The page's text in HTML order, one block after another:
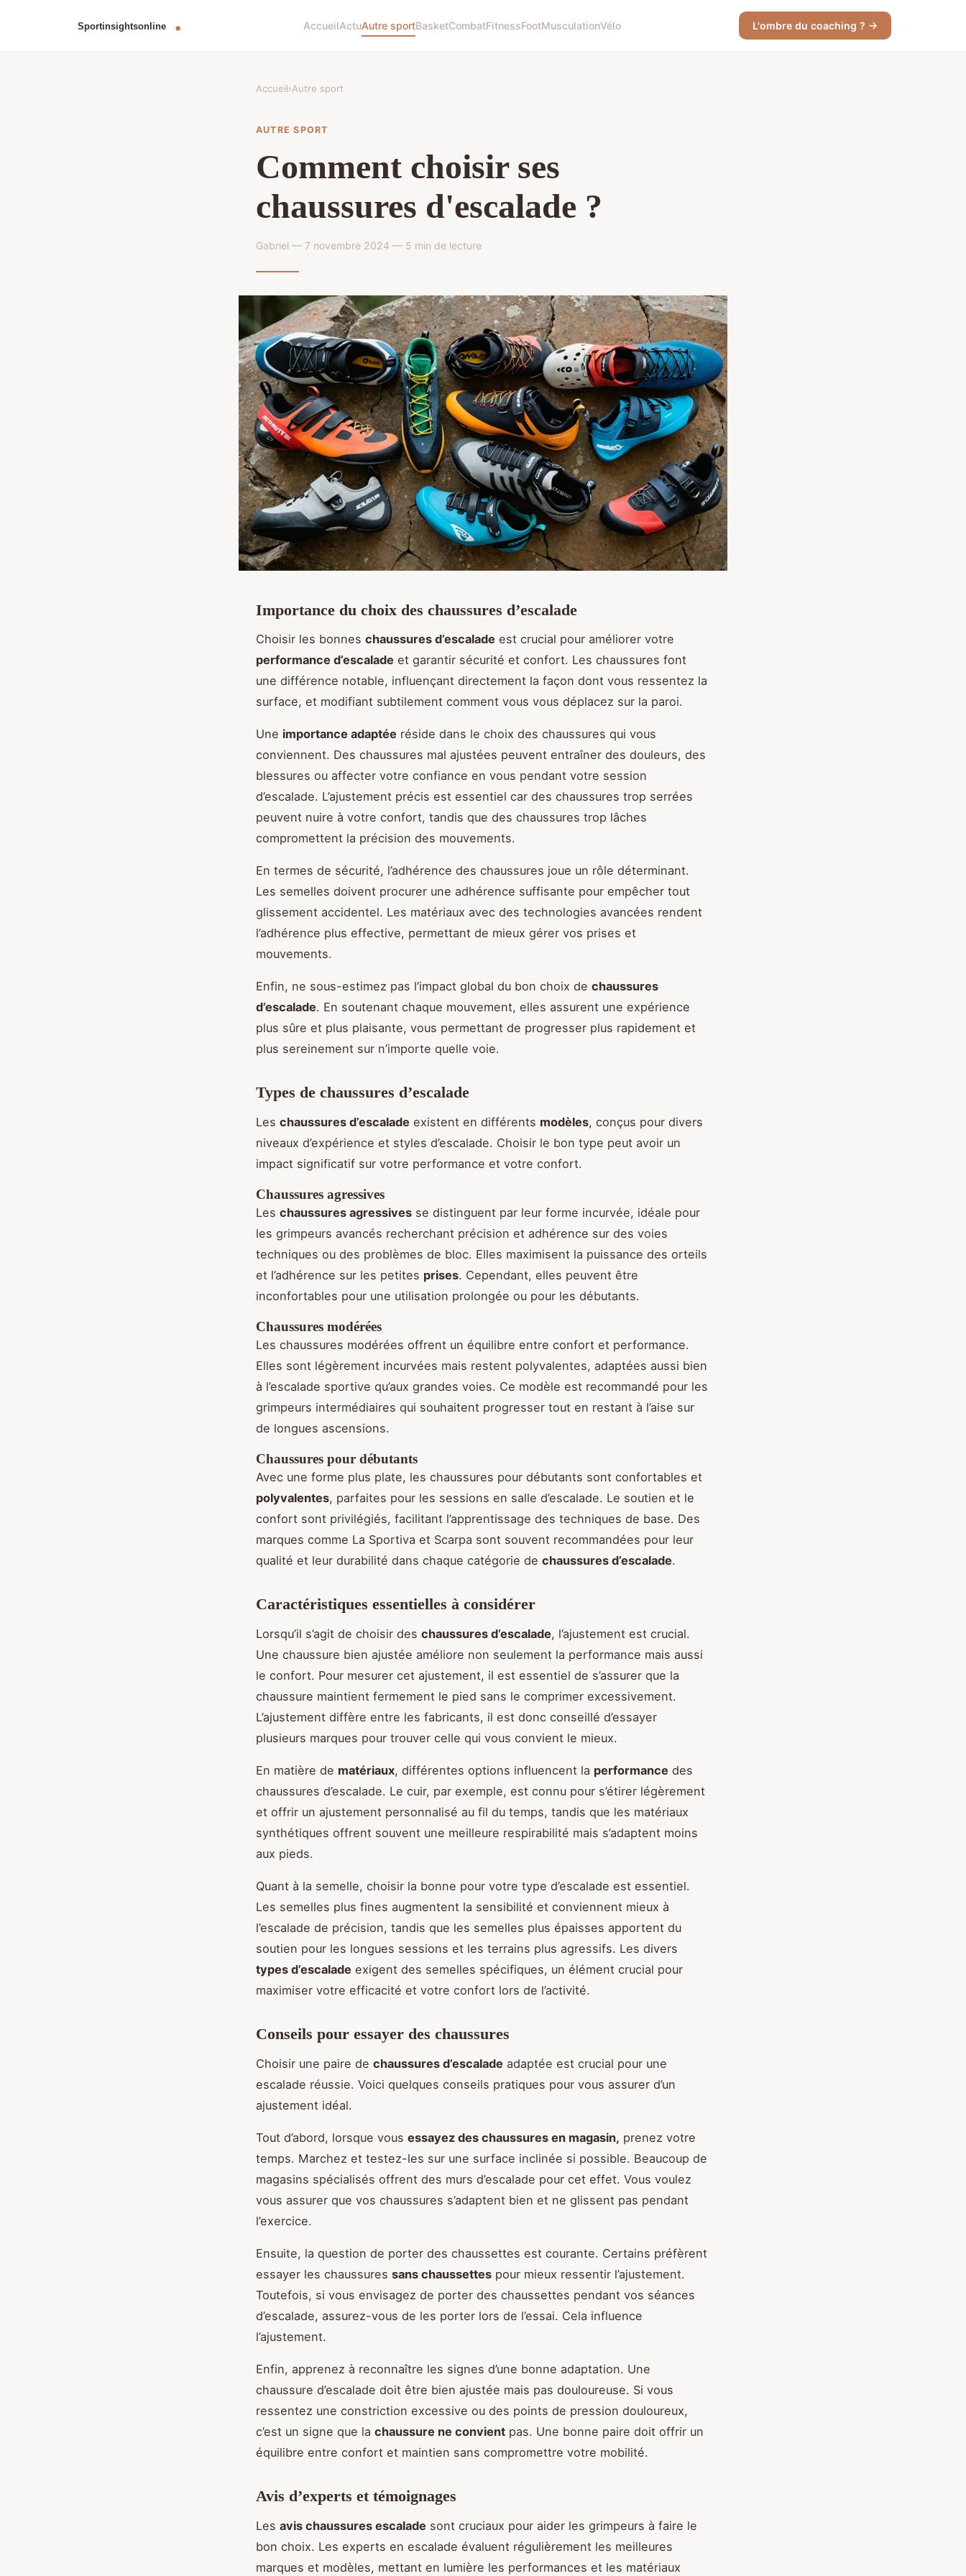
AccueilActuAutre sportBasketCombatFitnessFootMusculationVélo L'ombre du coaching ? →
Accueil›Autre sport
AUTRE SPORT
Comment choisir ses
chaussures d'escalade ?
Gabriel — 7 novembre 2024 — 5 min de lecture
Importance du choix des chaussures d’escalade
Choisir les bonnes chaussures d’escalade est crucial pour améliorer votre
performance d’escalade et garantir sécurité et confort. Les chaussures font
une différence notable, influençant directement la façon dont vous ressentez la
surface, et modifiant subtilement comment vous vous déplacez sur la paroi.
Une importance adaptée réside dans le choix des chaussures qui vous
conviennent. Des chaussures mal ajustées peuvent entraîner des douleurs, des
blessures ou affecter votre confiance en vous pendant votre session
d’escalade. L’ajustement précis est essentiel car des chaussures trop serrées
peuvent nuire à votre confort, tandis que des chaussures trop lâches
compromettent la précision des mouvements.
En termes de sécurité, l’adhérence des chaussures joue un rôle déterminant.
Les semelles doivent procurer une adhérence suffisante pour empêcher tout
glissement accidentel. Les matériaux avec des technologies avancées rendent
l’adhérence plus effective, permettant de mieux gérer vos prises et
mouvements.
Enfin, ne sous-estimez pas l’impact global du bon choix de chaussures
d’escalade. En soutenant chaque mouvement, elles assurent une expérience
plus sûre et plus plaisante, vous permettant de progresser plus rapidement et
plus sereinement sur n’importe quelle voie.
Types de chaussures d’escalade
Les chaussures d’escalade existent en différents modèles, conçus pour divers
niveaux d’expérience et styles d’escalade. Choisir le bon type peut avoir un
impact significatif sur votre performance et votre confort.
Chaussures agressives
Les chaussures agressives se distinguent par leur forme incurvée, idéale pour
les grimpeurs avancés recherchant précision et adhérence sur des voies
techniques ou des problèmes de bloc. Elles maximisent la puissance des orteils
et l’adhérence sur les petites prises. Cependant, elles peuvent être
inconfortables pour une utilisation prolongée ou pour les débutants.
Chaussures modérées
Les chaussures modérées offrent un équilibre entre confort et performance.
Elles sont légèrement incurvées mais restent polyvalentes, adaptées aussi bien
à l’escalade sportive qu’aux grandes voies. Ce modèle est recommandé pour les
grimpeurs intermédiaires qui souhaitent progresser tout en restant à l’aise sur
de longues ascensions.
Chaussures pour débutants
Avec une forme plus plate, les chaussures pour débutants sont confortables et
polyvalentes, parfaites pour les sessions en salle d’escalade. Le soutien et le
confort sont privilégiés, facilitant l’apprentissage des techniques de base. Des
marques comme La Sportiva et Scarpa sont souvent recommandées pour leur
qualité et leur durabilité dans chaque catégorie de chaussures d’escalade.
Caractéristiques essentielles à considérer
Lorsqu’il s’agit de choisir des chaussures d’escalade, l’ajustement est crucial.
Une chaussure bien ajustée améliore non seulement la performance mais aussi
le confort. Pour mesurer cet ajustement, il est essentiel de s’assurer que la
chaussure maintient fermement le pied sans le comprimer excessivement.
L’ajustement diffère entre les fabricants, il est donc conseillé d’essayer
plusieurs marques pour trouver celle qui vous convient le mieux.
En matière de matériaux, différentes options influencent la performance des
chaussures d’escalade. Le cuir, par exemple, est connu pour s’étirer légèrement
et offrir un ajustement personnalisé au fil du temps, tandis que les matériaux
synthétiques offrent souvent une meilleure respirabilité mais s’adaptent moins
aux pieds.
Quant à la semelle, choisir la bonne pour votre type d’escalade est essentiel.
Les semelles plus fines augmentent la sensibilité et conviennent mieux à
l’escalade de précision, tandis que les semelles plus épaisses apportent du
soutien pour les longues sessions et les terrains plus agressifs. Les divers
types d’escalade exigent des semelles spécifiques, un élément crucial pour
maximiser votre efficacité et votre confort lors de l’activité.
Conseils pour essayer des chaussures
Choisir une paire de chaussures d’escalade adaptée est crucial pour une
escalade réussie. Voici quelques conseils pratiques pour vous assurer d’un
ajustement idéal.
Tout d’abord, lorsque vous essayez des chaussures en magasin, prenez votre
temps. Marchez et testez-les sur une surface inclinée si possible. Beaucoup de
magasins spécialisés offrent des murs d’escalade pour cet effet. Vous voulez
vous assurer que vos chaussures s’adaptent bien et ne glissent pas pendant
l’exercice.
Ensuite, la question de porter des chaussettes est courante. Certains préfèrent
essayer les chaussures sans chaussettes pour mieux ressentir l’ajustement.
Toutefois, si vous envisagez de porter des chaussettes pendant vos séances
d’escalade, assurez-vous de les porter lors de l’essai. Cela influence
l’ajustement.
Enfin, apprenez à reconnaître les signes d’une bonne adaptation. Une
chaussure d’escalade doit être bien ajustée mais pas douloureuse. Si vous
ressentez une constriction excessive ou des points de pression douloureux,
c’est un signe que la chaussure ne convient pas. Une bonne paire doit offrir un
équilibre entre confort et maintien sans compromettre votre mobilité.
Avis d’experts et témoignages
Les avis chaussures escalade sont cruciaux pour aider les grimpeurs à faire le
bon choix. Les experts en escalade évaluent régulièrement les meilleures
marques et modèles, mettant en lumière les performances et les matériaux